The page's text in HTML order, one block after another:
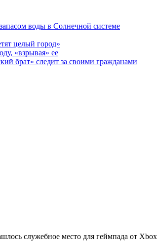
воды в Солнечной системе
целый город»
«взрывая» ее
брат» следит за своими гражданами
служебное место для геймпада от